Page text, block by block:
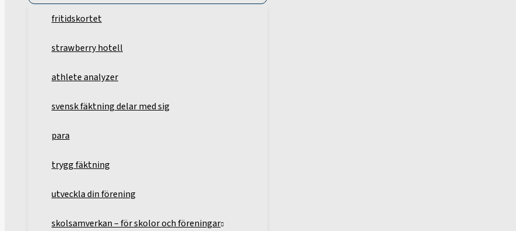
fritidskortet
strawberry hotell
athlete analyzer
svensk fäktning delar med sig
para
trygg fäktning
utveckla din förening
skolsamverkan – för skolor och föreningar